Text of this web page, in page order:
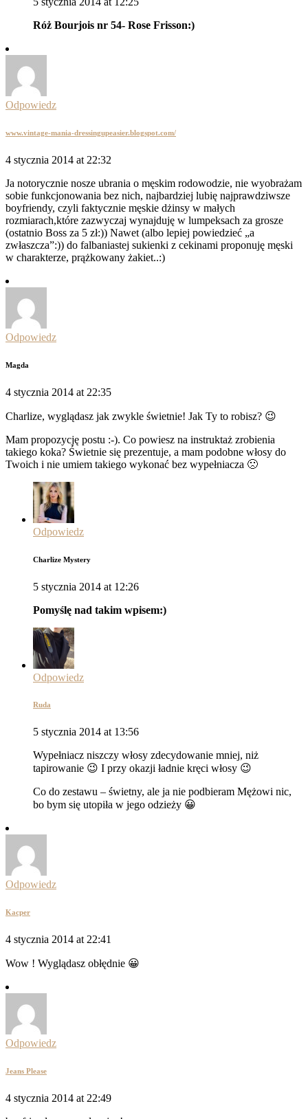
Róż Bourjois nr 54- Rose Frisson:)
Odpowiedz
www.vintage-mania-dressingupeasier.blogspot.com/
4 stycznia 2014 at 22:32
Ja notorycznie nosze ubrania o męskim rodowodzie, nie wyobrażam
sobie funkcjonowania bez nich, najbardziej lubię najprawdziwsze
boyfriendy, czyli faktycznie męskie dżinsy w małych
rozmiarach,które zazwyczaj wynajduję w lumpeksach za grosze
(ostatnio Boss za 5 zł:)) Nawet (albo lepiej powiedzieć „a
zwłaszcza”:)) do falbaniastej sukienki z cekinami proponuję męski
w charakterze, prążkowany żakiet..:)
Odpowiedz
Magda
4 stycznia 2014 at 22:35
Charlize, wyglądasz jak zwykle świetnie! Jak Ty to robisz? 😉
Mam propozycję postu :-). Co powiesz na instruktaż zrobienia
takiego koka? Świetnie się prezentuje, a mam podobne włosy do
Twoich i nie umiem takiego wykonać bez wypełniacza 🙁
Odpowiedz
Charlize Mystery
5 stycznia 2014 at 12:26
Pomyślę nad takim wpisem:)
Odpowiedz
Ruda
5 stycznia 2014 at 13:56
Wypełniacz niszczy włosy zdecydowanie mniej, niż
tapirowanie 😉 I przy okazji ładnie kręci włosy 😉
Co do zestawu – świetny, ale ja nie podbieram Mężowi nic,
bo bym się utopiła w jego odzieży 😀
Odpowiedz
Kacper
4 stycznia 2014 at 22:41
Wow ! Wyglądasz obłędnie 😀
Odpowiedz
Jeans Please
4 stycznia 2014 at 22:49